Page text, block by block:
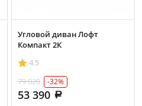
Угловой диван Лофт
Компакт 2К
4.5
79 020
-32%
53 390